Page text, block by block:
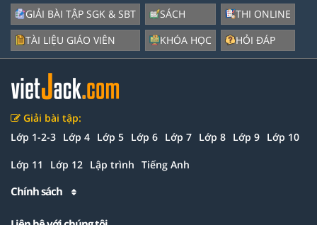
GIẢI BÀI TẬP SGK & SBT
TÀI LIỆU GIÁO VIÊN
SÁCH
KHÓA HỌC
THI ONLINE
HỎI ĐÁP
Giải bài tập:
Lớp 1-2-3 Lớp 4 Lớp 5 Lớp 6 Lớp 7 Lớp 8 Lớp 9 Lớp 10
Lớp 11 Lớp 12 Lập trình Tiếng Anh
Chính sách